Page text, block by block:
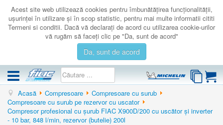
Acest site web utilizează cookies pentru îmbunătăţirea funcţionalităţii,
uşurinţei în utilizare şi în scop statistic, pentru mai multe informatii cititi
Termeni si conditii. Dacă vă declaraţi de acord cu utilizarea cookie-urilor
vă rugăm să faceţi clic pe "Da, sunt de acord"
Da, sunt de acord
COMPRESOARE
ACCESORII
Acasă Compresoare
Compresoare cu surub
Compresoare cu surub pe rezervor cu uscator
Compresor profesional cu șurub FIAC X900D/200 cu uscător și inverter
- 10 bar, 848 l/min, rezervor (butelie) 200l